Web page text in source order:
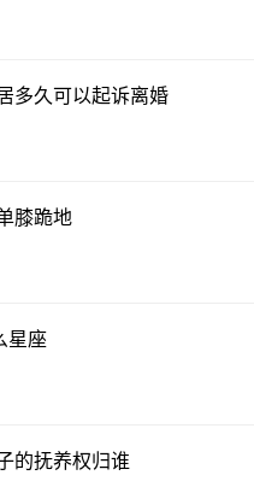
多久可以起诉离婚
膝跪地
星座
的抚养权归谁